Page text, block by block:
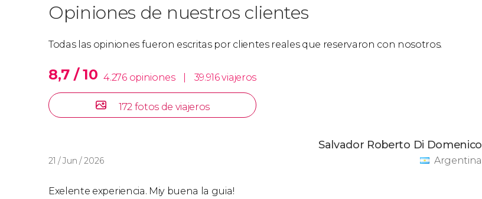
Opiniones de nuestros clientes
Todas las opiniones fueron escritas por clientes reales que reservaron con nosotros.
8,7 / 10 4.276 opiniones 39.916 viajeros
172 fotos de viajeros
21 / Jun / 2026
Salvador Roberto Di Domenico
Argentina
Exelente experiencia. Miy buena la guia!